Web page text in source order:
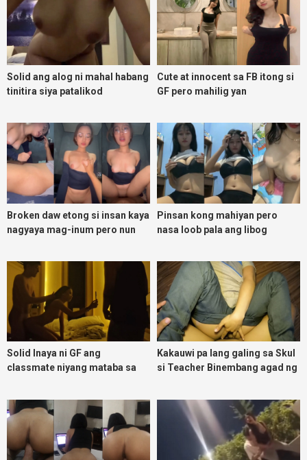
Solid ang alog ni mahal habang
tinitira siya patalikod
Cute at innocent sa FB itong si
GF pero mahilig yan
Broken daw etong si insan kaya
nagyaya mag-inum pero nun
Pinsan kong mahiyan pero
nasa loob pala ang libog
Solid Inaya ni GF ang
classmate niyang mataba sa
Kakauwi pa lang galing sa Skul
si Teacher Binembang agad ng